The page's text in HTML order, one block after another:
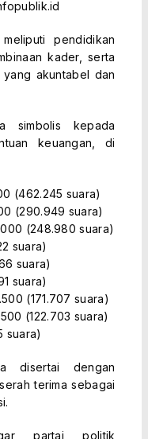
pendidikan
kader, serta
akuntabel dan
simbolis kepada
keuangan, di
(462.245 suara)
(290.949 suara)
(248.980 suara)
suara)
suara)
suara)
(171.707 suara)
(122.703 suara)
suara)
disertai dengan
terima sebagai
partai politik